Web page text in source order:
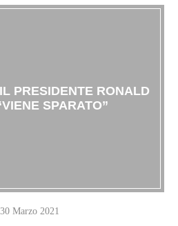
PRESIDENTE RONALD
SPARATO”
30 Marzo 2021